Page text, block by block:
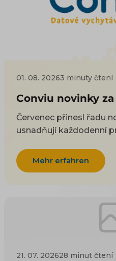
01. 08. 20263 minuty čtení
Conviu novinky
Červenec přinesl řadu
usnadňují každodenní
Mehr erfahren
21. 07. 202628 minut čtení